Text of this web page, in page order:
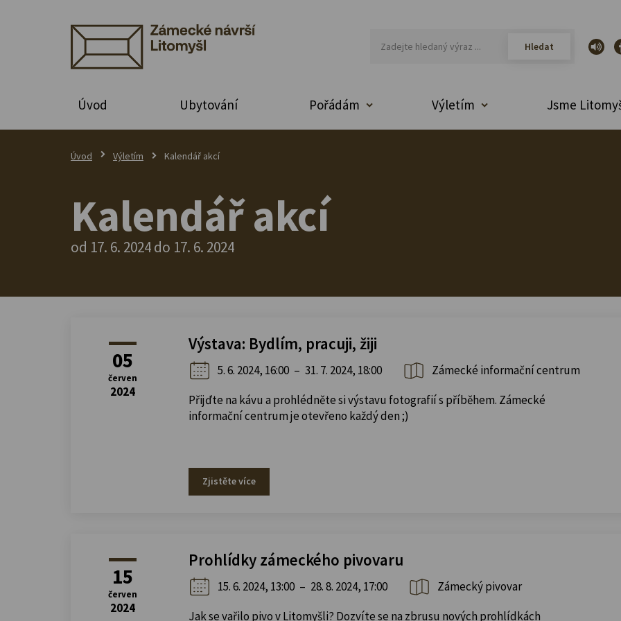
Úvod Ubytování Pořádám Výletím Jsme
Úvod Výletím Kalendář akcí
Kalendář akcí
od 17. 6. 2024 do 17. 6. 2024
05
červen
2024
Výstava: Bydlím, pracuji, žiji
5. 6. 2024, 16:00 – 31. 7. 2024, 18:00
Zámecké informační centrum
Přijďte na kávu a prohlédněte si výstavu fotografií s příběhem. Zámecké
informační centrum je otevřeno každý den ;)
Zjistěte více
15
červen
2024
Prohlídky zámeckého pivovaru
15. 6. 2024, 13:00 – 28. 8. 2024, 17:00
Zámecký pivovar
Jak se vařilo pivo v Litomyšli? Dozvíte se na zbrusu nových prohlídkách